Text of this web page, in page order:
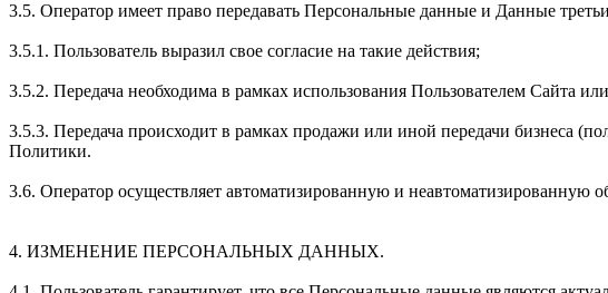
3.5. Оператор имеет право передавать Персональные данные и Данные
3.5.1. Пользователь выразил свое согласие на такие действия;
3.5.2. Передача необходима в рамках использования Пользователем Сайта
3.5.3. Передача происходит в рамках продажи или иной передачи бизнеса
Политики.
3.6. Оператор осуществляет автоматизированную и
4. ИЗМЕНЕНИЕ ПЕРСОНАЛЬНЫХ ДАННЫХ.